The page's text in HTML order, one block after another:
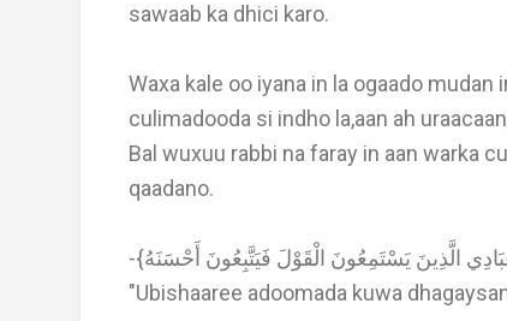
sawaab ka dhici karo.
Waxa kale oo iyana in la ogaado
culimadooda si indho la,aan ah
Bal wuxuu rabbi na faray in aan warka
qaadano.
"Ubishaaree adoomada kuwa